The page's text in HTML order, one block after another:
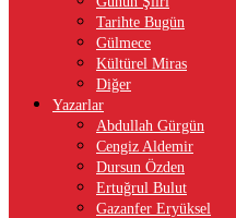
Tarihte Bugün
Gülmece
Kültürel Miras
Diğer
Yazarlar
Abdullah Gürgün
Cengiz Aldemir
Dursun Özden
Ertuğrul Bulut
Gazanfer Eryüksel